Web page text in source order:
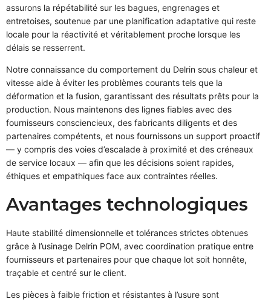
assurons la répétabilité sur les bagues, engrenages et
entretoises, soutenue par une planification adaptative qui reste
locale pour la réactivité et véritablement proche lorsque les
délais se resserrent.
Notre connaissance du comportement du Delrin sous chaleur et
vitesse aide à éviter les problèmes courants tels que la
déformation et la fusion, garantissant des résultats prêts pour la
production. Nous maintenons des lignes fiables avec des
fournisseurs consciencieux, des fabricants diligents et des
partenaires compétents, et nous fournissons un support proactif
— y compris des voies d’escalade à proximité et des créneaux
de service locaux — afin que les décisions soient rapides,
éthiques et empathiques face aux contraintes réelles.
Avantages technologiques
Haute stabilité dimensionnelle et tolérances strictes obtenues
grâce à l’usinage Delrin POM, avec coordination pratique entre
fournisseurs et partenaires pour que chaque lot soit honnête,
traçable et centré sur le client.
Les pièces à faible friction et résistantes à l’usure sont